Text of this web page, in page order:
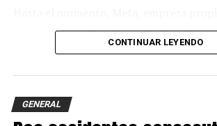
WhatsApp, no ha informado oficialmente
la interrupción ni el tiempo estimado
Especialistas recomiendan esperar unos
de intentar reinstalar la aplicación, ya
CONTINUAR LEYENDO
GENERAL